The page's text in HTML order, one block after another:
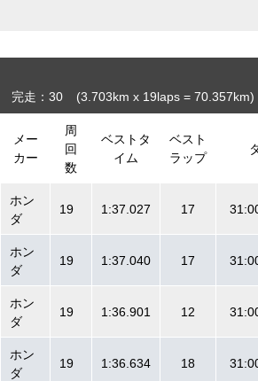
完走：30 (3.703km x 19laps = 70.357km)
メー
カー
周
回
数
ベストタ
イム
ベスト
ラップ
ホン
ダ
19 1:37.027 17
ホン
ダ
19 1:37.040 17
ホン
ダ
19 1:36.901 12
ホン
ダ
19 1:36.634 18